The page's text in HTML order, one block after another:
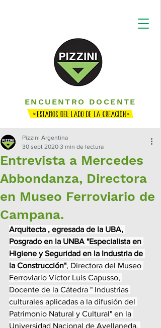
ENCUENTRO DOCENTE
Entrevista a Mercedes
Abbondanza, Directora
en Museo Ferroviario de
Campana.
Pizzini Argentina
30 sept 2020 3 min de lectura
Arquitecta , egresada de la UBA,
Posgrado en la UNBA "Especialista en
Higiene y Seguridad en la Industria de
la Construcción", Directora del Museo
Ferroviario Víctor Luis Capusso,
Docente de la Cátedra " Industrias
culturales aplicadas a la difusión del
Patrimonio Natural y Cultural" en la
Universidad Nacional de Avellaneda,